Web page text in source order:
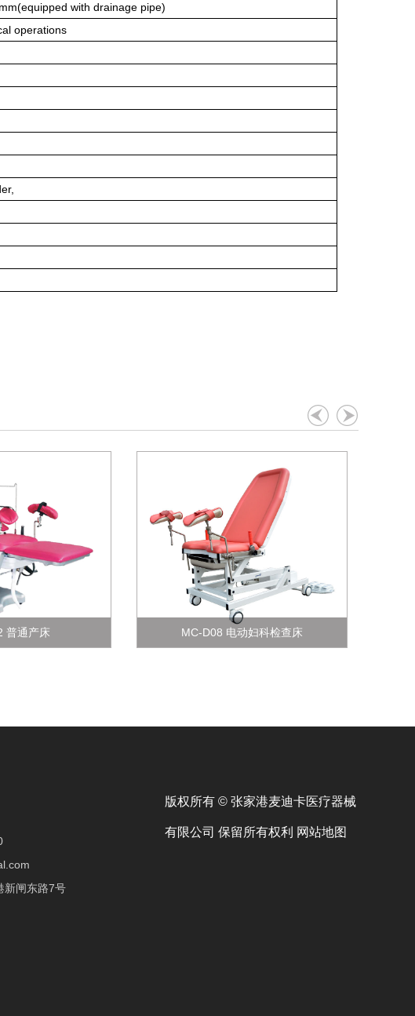
with drainage pipe)
operations
普通产床 MC-D08 电动妇科检查床
新闸东路7号
版权所有 © 张家港麦迪卡医疗器械
有限公司 保留所有权利 网站地图